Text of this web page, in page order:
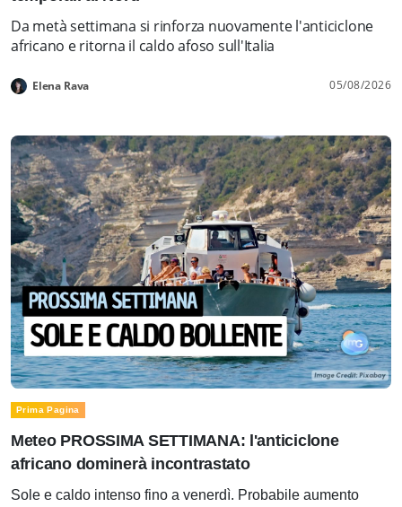
Da metà settimana si rinforza nuovamente l'anticiclone
africano e ritorna il caldo afoso sull'Italia
Elena Rava 05/08/2026
Prima Pagina
Meteo PROSSIMA SETTIMANA: l'anticiclone
africano dominerà incontrastato
Sole e caldo intenso fino a venerdì. Probabile aumento